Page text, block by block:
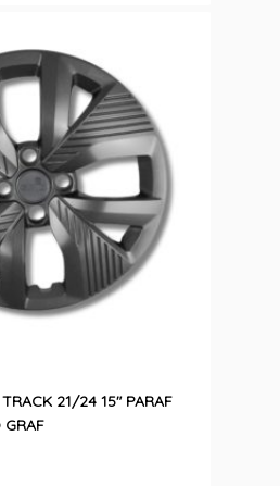
21/24 15″ PARAF